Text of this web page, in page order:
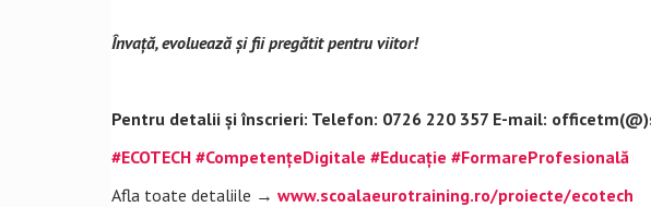
Învață, evoluează și fii pregătit pentru viitor!
Pentru detalii și înscrieri: Telefon: 0726 220 357 E-mail:
#ECOTECH #CompetențeDigitale #Educație #FormareProfesională
Afla toate detaliile → www.scoalaeurotraining.ro/proiecte/ecotech